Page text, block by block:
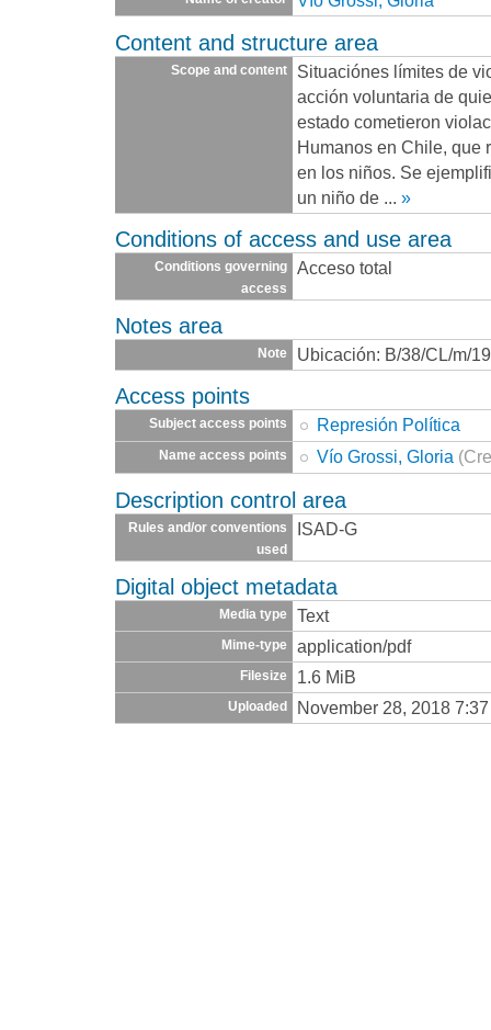
Content and structure area
Scope and content
Situaciónes límites de
acción voluntaria de
estado cometieron
Humanos en Chile, que
en los niños. Se
un niño de
»
Conditions of access and use area
Conditions governing
access
Acceso total
Notes area
Note Ubicación: B/38/CL/m/
Access points
Subject access points Represión Política
Name access points Vío Grossi, Gloria
Description control area
Rules and/or conventions
used
ISAD-G
Digital object metadata
Media type Text
Mime-type application/pdf
Filesize 1.6 MiB
Uploaded November 28, 2018